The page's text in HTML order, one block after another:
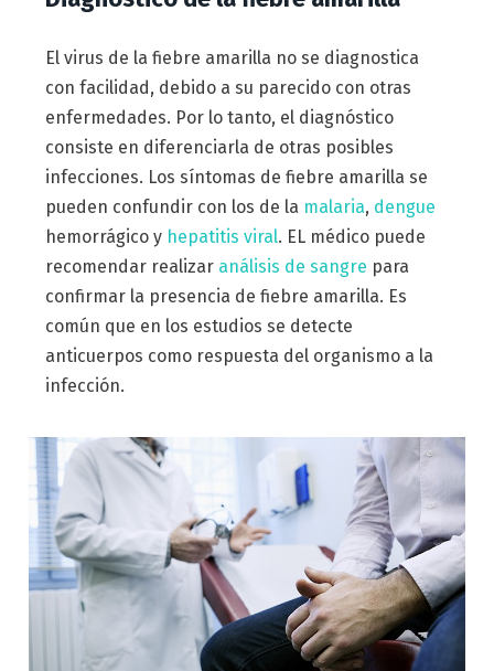
El virus de la fiebre amarilla no se diagnostica
con facilidad, debido a su parecido con otras
enfermedades. Por lo tanto, el diagnóstico
consiste en diferenciarla de otras posibles
infecciones. Los síntomas de fiebre amarilla se
pueden confundir con los de la malaria, dengue
hemorrágico y hepatitis viral. EL médico puede
recomendar realizar análisis de sangre para
confirmar la presencia de fiebre amarilla. Es
común que en los estudios se detecte
anticuerpos como respuesta del organismo a la
infección.